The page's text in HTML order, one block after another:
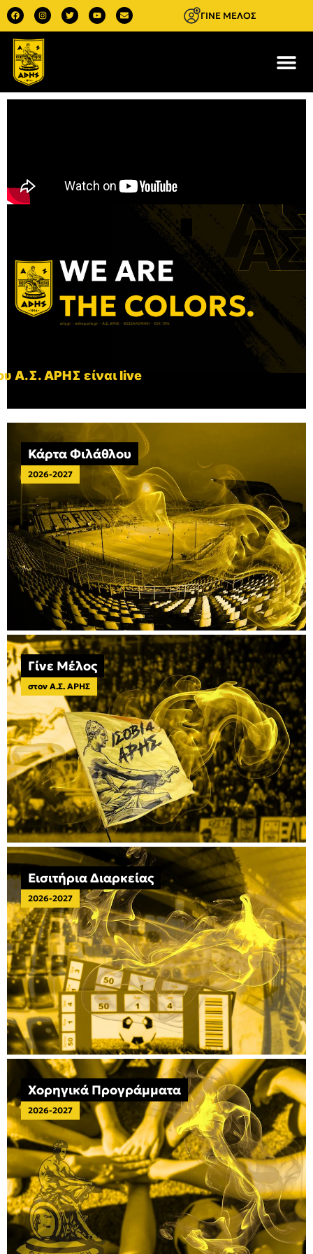
ΓΙΝΕ ΜΕΛΟΣ
Α.Σ. ΑΡΗΣ είναι live
Κάρτα Φιλάθλου
2026-2027
Γίνε Μέλος
στον Α.Σ. ΑΡΗΣ
Εισιτήρια Διαρκείας
2026-2027
Χορηγικά Προγράμματα
2026-2027